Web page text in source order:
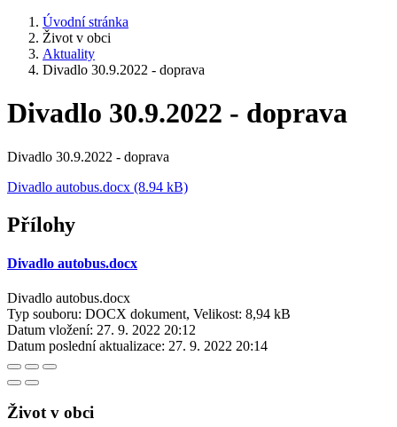
Úvodní stránka
Život v obci
Aktuality
Divadlo 30.9.2022 - doprava
Divadlo 30.9.2022 - doprava
Divadlo 30.9.2022 - doprava
Divadlo autobus.docx (8.94 kB)
Přílohy
Divadlo autobus.docx
Divadlo autobus.docx
Typ souboru: DOCX dokument, Velikost: 8,94 kB
Datum vložení: 27. 9. 2022 20:12
Datum poslední aktualizace: 27. 9. 2022 20:14
Život v obci